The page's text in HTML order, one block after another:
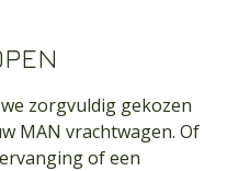
zorgvuldig gekozen
MAN vrachtwagen. Of
of een